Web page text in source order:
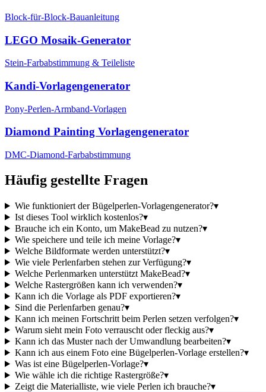
Block-für-Block-Bauanleitung
LEGO Mosaik-Generator
Stein-Farbabstimmung & Teileliste
Kandi-Vorlagengenerator
Pony-Perlen-Armband-Vorlagen
Diamond Painting Vorlagengenerator
DMC-Diamond-Farbabstimmung
Häufig gestellte Fragen
Wie funktioniert der Bügelperlen-Vorlagengenerator?▾
Ist dieses Tool wirklich kostenlos?▾
Brauche ich ein Konto, um MakeBead zu nutzen?▾
Wie speichere und teile ich meine Vorlage?▾
Welche Bildformate werden unterstützt?▾
Wie viele Perlenfarben stehen zur Verfügung?▾
Welche Perlenmarken unterstützt MakeBead?▾
Welche Rastergrößen kann ich verwenden?▾
Kann ich die Vorlage als PDF exportieren?▾
Sind die Perlenfarben genau?▾
Kann ich meinen Fortschritt beim Perlen setzen verfolgen?▾
Warum sieht mein Foto verrauscht oder fleckig aus?▾
Kann ich das Muster nach der Umwandlung bearbeiten?▾
Kann ich aus einem Foto eine Bügelperlen-Vorlage erstellen?▾
Was ist eine Bügelperlen-Vorlage?▾
Wie wähle ich die richtige Rastergröße?▾
Zeigt die Materialliste, wie viele Perlen ich brauche?▾